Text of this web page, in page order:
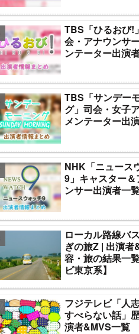
TBS「ひるおび!
会・アナウンサ
ンテーター出演
TBS「サンデー
グ」司会・女子
メンテーター出
NHK「ニュース
9」キャスター＆
ンサー出演者一
ローカル路線バ
ぎの旅Z | 出演者
容・旅の結果一
ビ東京系】
フジテレビ「人
すべらない話」
演者&MVS一覧